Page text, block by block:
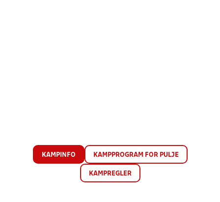
KAMPINFO KAMPPROGRAM FOR PULJE
KAMPREGLER